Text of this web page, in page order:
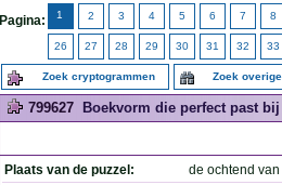
Pagina: 1 2 3 4 5 6 7 8
26 27 28 29 30 31 32 33
Zoek cryptogrammen Zoek
799627 Boekvorm die perfect past
Plaats van de puzzel:
de ochtend van